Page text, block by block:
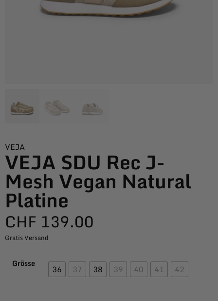
VEJA
VEJA SDU Rec J-
Mesh Vegan Natural
Platine
CHF 139.00
Gratis Versand
Grösse 36 37 38 39 40 41 42